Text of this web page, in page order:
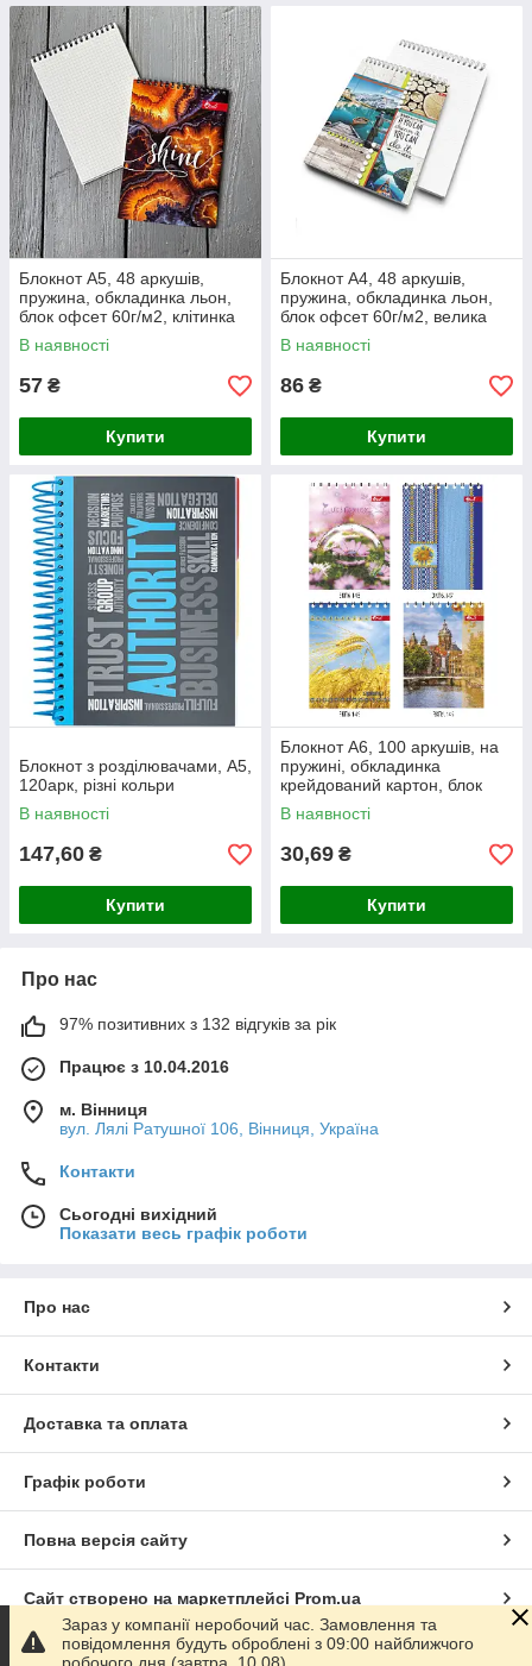
Блокнот А5, 48 аркушів,
пружина, обкладинка льон,
блок офсет 60г/м2, клітинка
ТМ СКАТ
В наявності
57 ₴
Купити
Блокнот А4, 48 аркушів,
пружина, обкладинка льон,
блок офсет 60г/м2, велика
лінійка
В наявності
86 ₴
Купити
Блокнот з розділювачами, А5,
120арк, різні кольри
В наявності
147,60 ₴
Купити
Блокнот А6, 100 аркушів, на
пружині, обкладинка
крейдований картон, блок
офсетний 55-60г/м2, клітинка
В наявності
30,69 ₴
Купити
Про нас
97% позитивних з 132 відгуків за рік
Працює з 10.04.2016
м. Вінниця
вул. Лялі Ратушної 106, Вінниця, Україна
Контакти
Сьогодні вихідний
Показати весь графік роботи
Про нас
Контакти
Доставка та оплата
Графік роботи
Повна версія сайту
Сайт створено на маркетплейсі Prom.ua
Політика конфіденційності
Зараз у компанії неробочий час. Замовлення та
повідомлення будуть оброблені з 09:00 найближчого